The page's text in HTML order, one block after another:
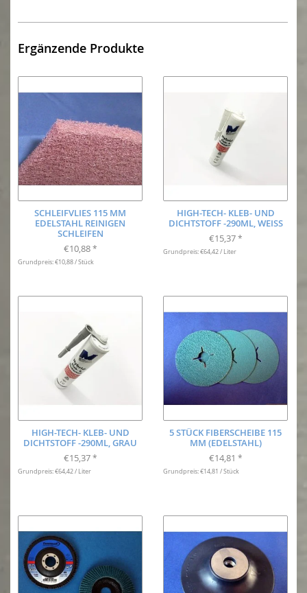
Ergänzende Produkte
SCHLEIFVLIES 115 MM
EDELSTAHL REINIGEN
SCHLEIFEN
€10,88 *
Grundpreis: €10,88 / Stück
HIGH-TECH- KLEB- UND
DICHTSTOFF -290ML, WEISS
€15,37 *
Grundpreis: €64,42 / Liter
HIGH-TECH- KLEB- UND
DICHTSTOFF -290ML, GRAU
€15,37 *
Grundpreis: €64,42 / Liter
5 STÜCK FIBERSCHEIBE 115
MM (EDELSTAHL)
€14,81 *
Grundpreis: €14,81 / Stück